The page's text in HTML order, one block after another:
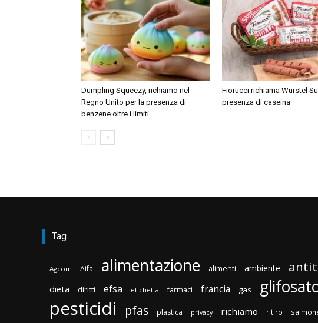
Dumpling Squeezy, richiamo nel
Regno Unito per la presenza di
benzene oltre i limiti
Fiorucci richiama Wurstel
presenza di caseina
Tag
Agcom Aifa alimentazione alimenti ambiente
dieta diritti efsa etichetta farmaci francia gas
pesticidi pfas plastica privacy richiamo ritiro